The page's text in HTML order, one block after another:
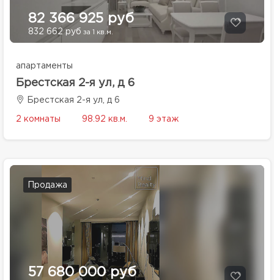
82 366 925 руб
832 662 руб за 1 кв.м.
апартаменты
Брестская 2-я ул, д 6
Брестская 2-я ул, д 6
2 комнаты 98.92 кв.м. 9 этаж
Продажа
57 680 000 руб